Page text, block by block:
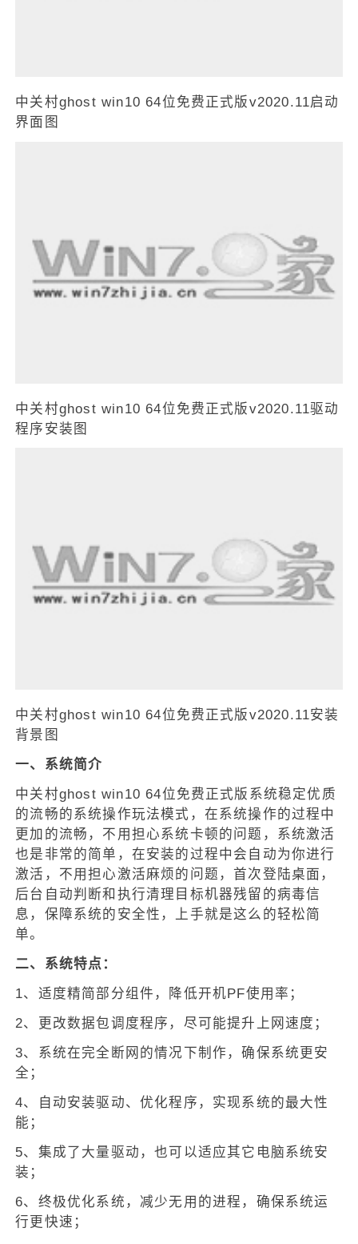
中关村ghost win10 64位免费正式版v2020.11启动
界面图
中关村ghost win10 64位免费正式版v2020.11驱动
程序安装图
中关村ghost win10 64位免费正式版v2020.11安装
背景图
一、系统简介
中关村ghost win10 64位免费正式版系统稳定优质
的流畅的系统操作玩法模式，在系统操作的过程中
更加的流畅，不用担心系统卡顿的问题，系统激活
也是非常的简单，在安装的过程中会自动为你进行
激活，不用担心激活麻烦的问题，首次登陆桌面，
后台自动判断和执行清理目标机器残留的病毒信
息，保障系统的安全性，上手就是这么的轻松简
单。
二、系统特点：
1、适度精简部分组件，降低开机PF使用率；
2、更改数据包调度程序，尽可能提升上网速度；
3、系统在完全断网的情况下制作，确保系统更安
全；
4、自动安装驱动、优化程序，实现系统的最大性
能；
5、集成了大量驱动，也可以适应其它电脑系统安
装；
6、终极优化系统，减少无用的进程，确保系统运
行更快速；